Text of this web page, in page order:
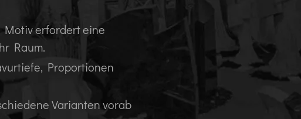
Motiv erfordert eine
Raum.
Proportionen
Varianten vorab